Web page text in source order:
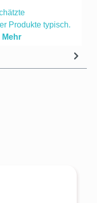
Produkte typisch.
Mehr